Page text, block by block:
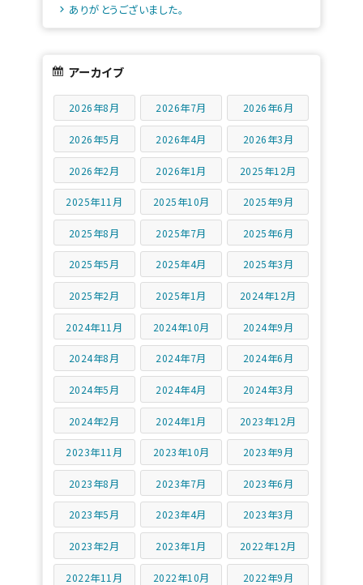
ありがとうございました。
アーカイブ
2026年8月 2026年7月 2026年6月
2026年5月 2026年4月 2026年3月
2026年2月 2026年1月 2025年12月
2025年11月 2025年10月 2025年9月
2025年8月 2025年7月 2025年6月
2025年5月 2025年4月 2025年3月
2025年2月 2025年1月 2024年12月
2024年11月 2024年10月 2024年9月
2024年8月 2024年7月 2024年6月
2024年5月 2024年4月 2024年3月
2024年2月 2024年1月 2023年12月
2023年11月 2023年10月 2023年9月
2023年8月 2023年7月 2023年6月
2023年5月 2023年4月 2023年3月
2023年2月 2023年1月 2022年12月
2022年11月 2022年10月 2022年9月